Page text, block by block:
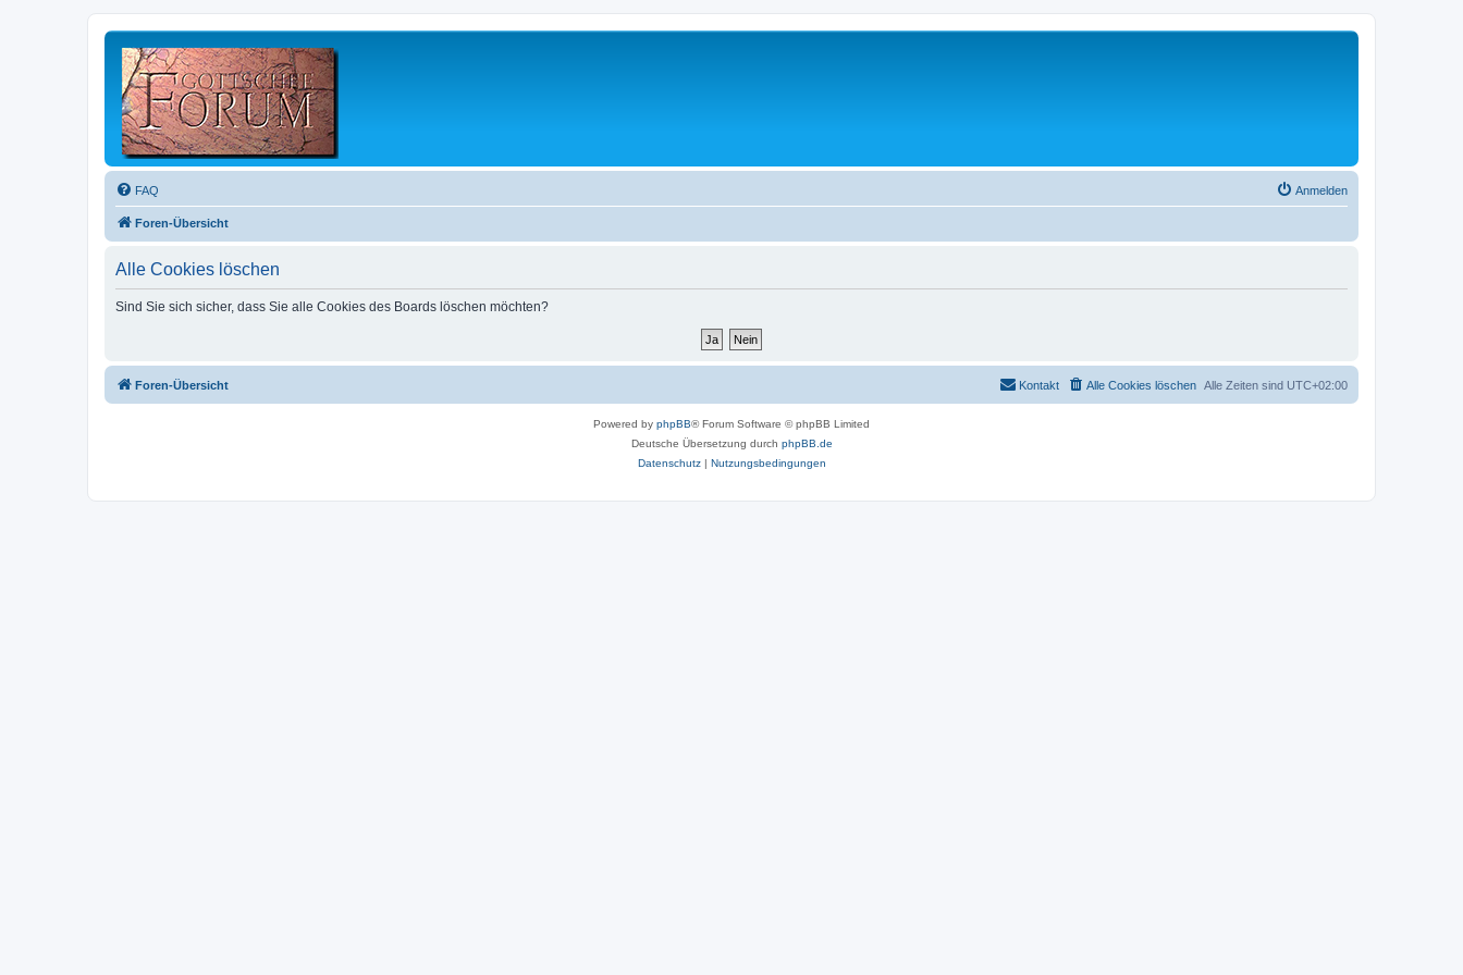
FAQ Anmelden
Foren-Übersicht
Alle Cookies löschen
Sind Sie sich sicher, dass Sie alle Cookies des Boards löschen möchten?
Foren-Übersicht Alle Zeiten sind UTC+02:00
Alle Cookies löschen
Kontakt
Powered by phpBB® Forum Software © phpBB Limited
Deutsche Übersetzung durch phpBB.de
Datenschutz| Nutzungsbedingungen